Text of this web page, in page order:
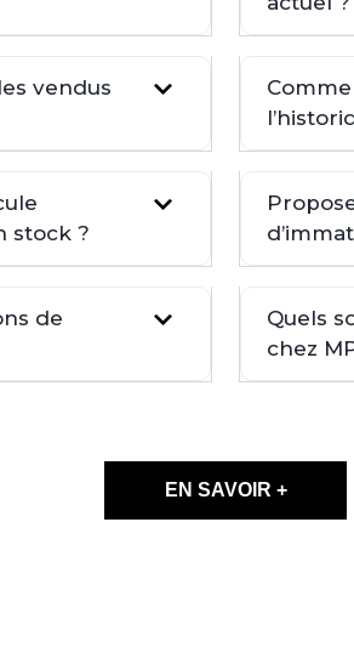
vendus
stock ?
de
Quels
chez
EN SAVOIR +